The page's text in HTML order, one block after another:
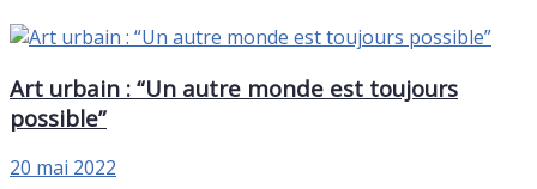
Art urbain : “Un autre monde est toujours
possible”
20 mai 2022